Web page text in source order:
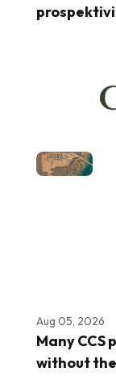
Aug 05, 2026
Many
without